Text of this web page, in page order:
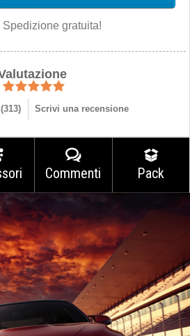
Spedizione gratuita!
313) Scrivi una recensione
Commenti Pack